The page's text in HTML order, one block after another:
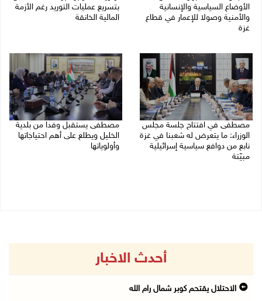
الأوضاع السياسية والإنسانية
والأمنية وصولا للإعمار في قطاع
غزة
بتسريع عمليات التوريد رغم الأزمة
المالية الخانقة
مصطفى في افتتاح جلسة مجلس
الوزراء: ما يتعرض له شعبنا في غزة
نابع من دوافع سياسية إسرائيلية
مبيّتة
مصطفى يستقبل وفدا من بلدية
الخليل ويطلع على أهم احتياجاتها
وأولوياتها
أحدث الاخبار
الاحتلال يقتحم كوبر شمال رام الله